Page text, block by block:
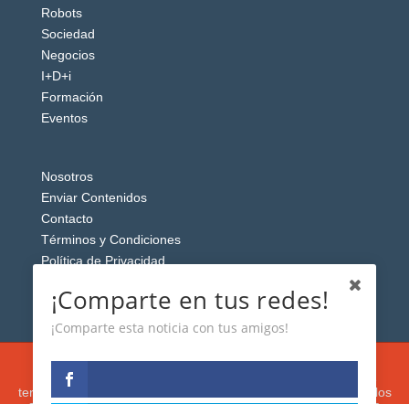
Robots
Sociedad
Negocios
I+D+i
Formación
Eventos
Nosotros
Enviar Contenidos
Contacto
Términos y Condiciones
Política de Privacidad
Esta web usa cookies analíticas y publicitarias (propias y de
terceros) para analizar el tráfico y personalizar el contenido y los
¡Comparte en tus redes!
¡Comparte esta noticia con tus amigos!